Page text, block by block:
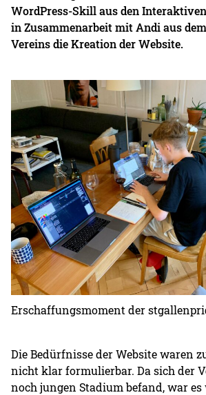
WordPress-Skill aus den
in Zusammenarbeit mit Andi aus
Vereins die Kreation der Website.
Erschaffungsmoment der
Die Bedürfnisse der Website waren
nicht klar formulierbar. Da sich der
noch jungen Stadium befand, war